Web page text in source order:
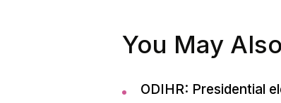
You May
ODIHR: Presidential